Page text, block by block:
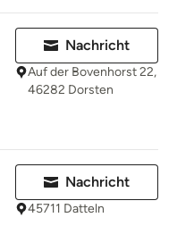
Nachricht
Auf der Bovenhorst 22,
46282 Dorsten
Nachricht
45711 Datteln